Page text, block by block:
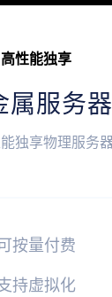
高性能独享
属服务器
独享物理服务
按量付费
持虚拟化